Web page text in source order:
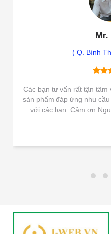
Mr.
( Q. Bình
Các bạn tư vấn rất tận tâm
sản phẩm đáp ứng nhu
với các bạn. Cảm ơn